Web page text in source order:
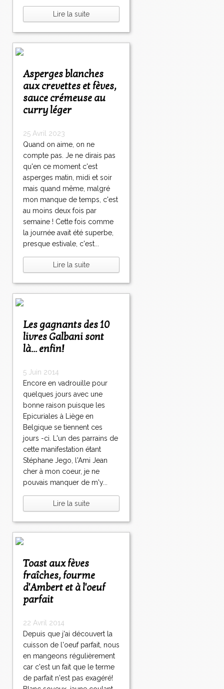
Lire la suite
Asperges blanches
aux crevettes et fèves,
sauce crémeuse au
curry léger
25 Avril 2023
Quand on aime, on ne
compte pas. Je ne dirais pas
qu'en ce moment c'est
asperges matin, midi et soir
mais quand même, malgré
mon manque de temps, c'est
au moins deux fois par
semaine ! Cette fois comme
la journée avait été superbe,
presque estivale, c'est...
Lire la suite
Les gagnants des 10
livres Galbani sont
là... enfin!
5 Juin 2014
Encore en vadrouille pour
quelques jours avec une
bonne raison puisque les
Epicuriales à Liège en
Belgique se tiennent ces
jours -ci. L'un des parrains de
cette manifestation étant
Stéphane Jego, l'Ami Jean
cher à mon coeur, je ne
pouvais manquer de m'y...
Lire la suite
Toast aux fèves
fraîches, fourme
d'Ambert et à l'oeuf
parfait
22 Avril 2014
Depuis que j'ai découvert la
cuisson de l'oeuf parfait, nous
en mangeons régulièrement
car c'est un fait que le terme
de parfait n'est pas exagéré!